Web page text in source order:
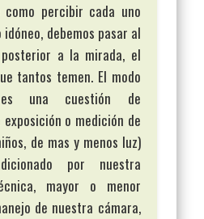
como percibir cada uno
debemos pasar al
a la mirada, el
tantos temen. El modo
una cuestión de
o medición de
de mas y menos luz)
por nuestra
mayor o menor
de nuestra cámara,